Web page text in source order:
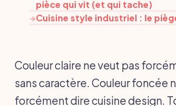
pièce qui vit (et qui tache)
→Cuisine style industriel : le
Couleur claire ne veut pas
sans caractère. Couleur foncée
forcément dire cuisine design.